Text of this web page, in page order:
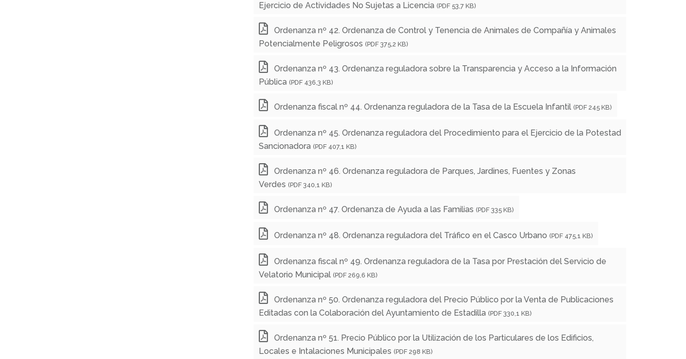
Ejercicio de Actividades No Sujetas a Licencia (PDF 53,7 KB)
Ordenanza nº 42. Ordenanza de Control y Tenencia de Animales de Compañía y Animales
Potencialmente Peligrosos (PDF 375,2 KB)
Ordenanza nº 43. Ordenanza reguladora sobre la Transparencia y Acceso a la Información
Pública (PDF 436,3 KB)
Ordenanza fiscal nº 44. Ordenanza reguladora de la Tasa de la Escuela Infantil (PDF 245 KB)
Ordenanza nº 45. Ordenanza reguladora del Procedimiento para el Ejercicio de la Potestad
Sancionadora (PDF 407,1 KB)
Ordenanza nº 46. Ordenanza reguladora de Parques, Jardines, Fuentes y Zonas
Verdes (PDF 340,1 KB)
Ordenanza nº 47. Ordenanza de Ayuda a las Familias (PDF 335 KB)
Ordenanza nº 48. Ordenanza reguladora del Tráfico en el Casco Urbano (PDF 475,1 KB)
Ordenanza fiscal nº 49. Ordenanza reguladora de la Tasa por Prestación del Servicio de
Velatorio Municipal (PDF 269,6 KB)
Ordenanza nº 50. Ordenanza reguladora del Precio Público por la Venta de Publicaciones
Editadas con la Colaboración del Ayuntamiento de Estadilla (PDF 330,1 KB)
Ordenanza nº 51. Precio Público por la Utilización de los Particulares de los Edificios,
Locales e Intalaciones Municipales (PDF 298 KB)